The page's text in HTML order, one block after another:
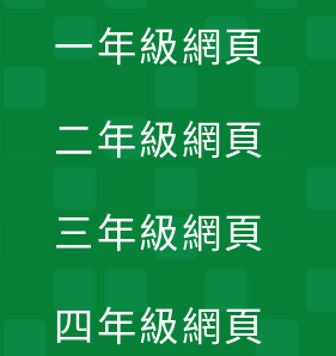
一年級網頁
二年級網頁
三年級網頁
四年級網頁